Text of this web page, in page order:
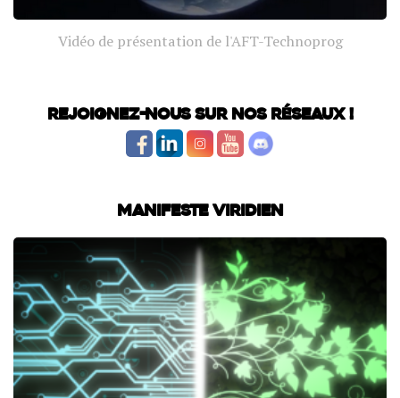
Vidéo de présentation de l'AFT-Technoprog
Rejoignez-nous sur nos réseaux !
Manifeste Viridien